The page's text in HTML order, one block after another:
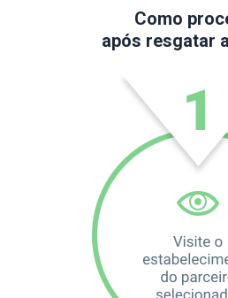
Como
após resgatar